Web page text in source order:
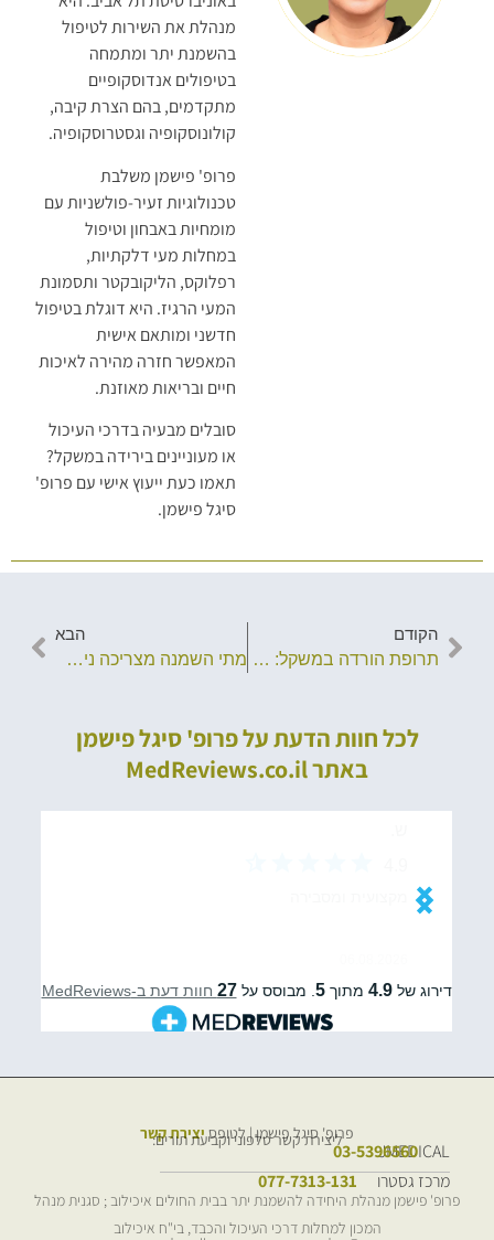
מנהלת את השירות לטיפול
בהשמנת יתר ומתמחה
בטיפולים אנדוסקופיים
מתקדמים, בהם הצרת קיבה,
קולונוסקופיה וגסטרוסקופיה.
פרופ' פישמן משלבת
טכנולוגיות זעיר-פולשניות עם
מומחיות באבחון וטיפול
במחלות מעי דלקתיות,
רפלוקס, הליקובקטר ותסמונת
המעי הרגיז. היא דוגלת בטיפול
חדשני ומותאם אישית
המאפשר חזרה מהירה לאיכות
חיים ובריאות מאוזנת.
סובלים מבעיה בדרכי העיכול
או מעוניינים בירידה במשקל?
תאמו כעת ייעוץ אישי עם פרופ'
סיגל פישמן.
הקודם
תרופת הורדה במשקל: על זריקת וויגובי
הבא
מתי השמנה מצריכה ניתוח בריאטרי?
לכל חוות הדעת על פרופ' סיגל פישמן
באתר MedReviews.co.il
פרופ' סיגל פישמן | לטופסיצירת קשר
ליצירת קשר טלפוני וקביעת תורים:
JMEDICAL
03-5396560
מרכז גסטרו
077-7313-131
פרופ' פישמן מנהלת היחידה להשמנת יתר בבית החולים איכילוב ; סגנית מנהל
המכון למחלות דרכי העיכול והכבד, בי"ח איכילוב